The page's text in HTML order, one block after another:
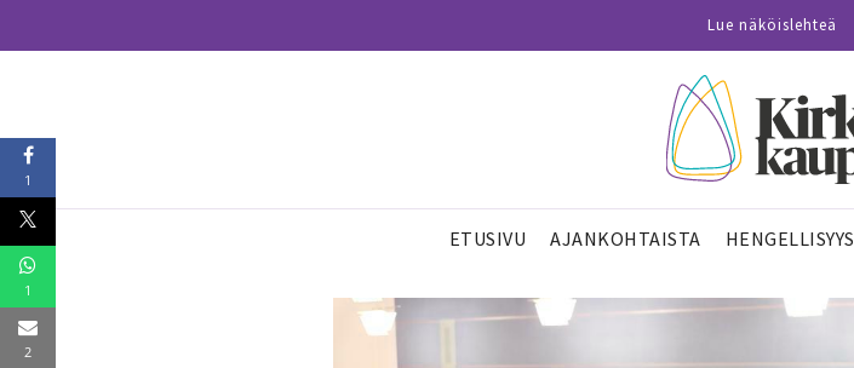
Lue näköislehteä
ETUSIVU AJANKOHTAISTA HENGELLISYYS
1
1
2